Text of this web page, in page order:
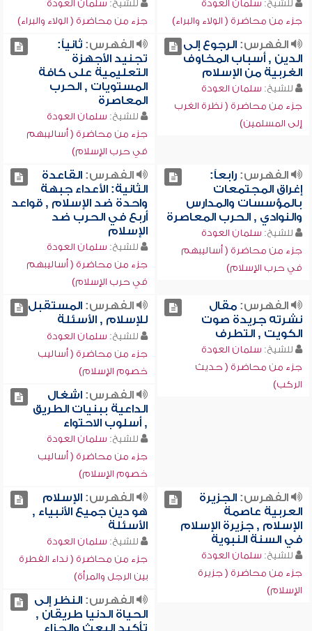
للشيخ: سلمان العودة
جزء من محاضرة ( الولاء والبراء)
للشيخ: سلمان العودة
جزء من محاضرة ( الولاء والبراء)
الفهرس:الرجوع إلى
الدين , أسباب المخاوف
الغربية من الإسلام
للشيخ: سلمان العودة
جزء من محاضرة ( نظرة الغرب
إلى المسلمين)
الفهرس:ثانياً:
تجنيد الأجهزة
التعليمية على كافة
المستويات , الحرب
المعاصرة
للشيخ: سلمان العودة
جزء من محاضرة ( أساليبهم
في حرب الإسلام)
الفهرس:رابعاً:
إغراق المجتمعات
بالمؤسسات والمدارس
والنوادي , الحرب المعاصرة
للشيخ: سلمان العودة
جزء من محاضرة ( أساليبهم
في حرب الإسلام)
الفهرس:القاعدة
الثانية: الأعداء جبهة
واحدة ضد الإسلام , قواعد
أربع في الحرب ضد
الإسلام
للشيخ: سلمان العودة
جزء من محاضرة ( أساليبهم
في حرب الإسلام)
الفهرس:مقال
نشرته جريدة صوت
الكويت , التطرف
للشيخ: سلمان العودة
جزء من محاضرة ( حديث
الركب)
الفهرس:المستقبل
للإسلام , الأسئلة
للشيخ: سلمان العودة
جزء من محاضرة ( أساليب
خصوم الإسلام)
الفهرس:اشغال
الداعية ببنيات الطريق
, أسلوب الاحتواء
للشيخ: سلمان العودة
جزء من محاضرة ( أساليب
خصوم الإسلام)
الفهرس:الجزيرة
العربية عاصمة
الإسلام , جزيرة الإسلام
في السنة النبوية
للشيخ: سلمان العودة
جزء من محاضرة ( جزيرة
الإسلام)
الفهرس:الإسلام
هو دين جميع الأنبياء ,
الأسئلة
للشيخ: سلمان العودة
جزء من محاضرة ( نداء الفطرة
بين الرجل والمرأة)
الفهرس:النظر إلى
الحياة الدنيا طريقان ,
تأكيد البعث والجزاء